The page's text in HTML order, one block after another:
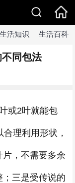
生活知识 生活百科
同包法
或2叶就能包
理利用形状，
，不需要多余
三是受传说的